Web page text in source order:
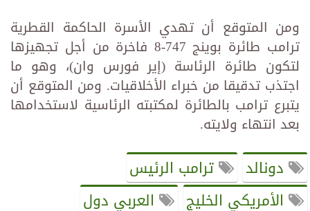
ومن المتوقع أن تهدي الأسرة الحاكمة القطرية
ترامب طائرة بوينج 747-8 فاخرة من أجل تجهيزها
لتكون طائرة الرئاسة (إير فورس وان)، وهو ما
اجتذب تدقيقا من خبراء الأخلاقيات. ومن المتوقع أن
يتبرع ترامب بالطائرة لمكتبته الرئاسية لاستخدامها
بعد انتهاء ولايته.
دونالد
ترامب الرئيس
الأمريكي الخليج
العربي دول